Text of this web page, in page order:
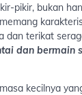
pikir, bukan
dan terikat
dan bermain
kecilnya